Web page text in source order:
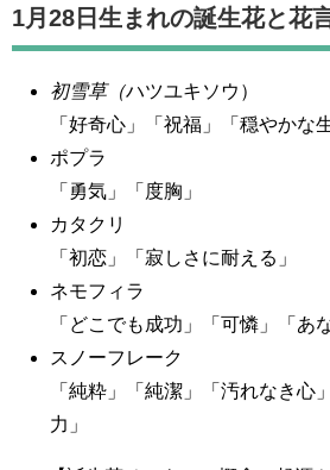
1月28日生まれの誕生花と花
初雪草（ハツユキソウ）
「好奇心」「祝福」「穏やかな
ポプラ
「勇気」「度胸」
カタクリ
「初恋」「寂しさに耐える」
ネモフィラ
「どこでも成功」「可憐」「あ
スノーフレーク
「純粋」「純潔」「汚れなき心
力」